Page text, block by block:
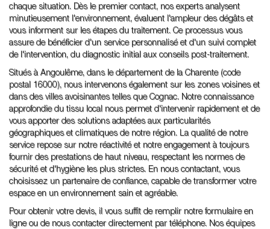
chaque situation. Dès le premier contact, nos experts analysent
minutieusement l'environnement, évaluent l'ampleur des dégâts et
vous informent sur les étapes du traitement. Ce processus vous
assure de bénéficier d'un service personnalisé et d'un suivi complet
de l'intervention, du diagnostic initial aux conseils post-traitement.
Situés à Angoulême, dans le département de la Charente (code
postal 16000), nous intervenons également sur les zones voisines et
dans des villes avoisinantes telles que Cognac. Notre connaissance
approfondie du tissu local nous permet d'intervenir rapidement et de
vous apporter des solutions adaptées aux particularités
géographiques et climatiques de notre région. La qualité de notre
service repose sur notre réactivité et notre engagement à toujours
fournir des prestations de haut niveau, respectant les normes de
sécurité et d'hygiène les plus strictes. En nous contactant, vous
choisissez un partenaire de confiance, capable de transformer votre
espace en un environnement sain et agréable.
Pour obtenir votre devis, il vous suffit de remplir notre formulaire en
ligne ou de nous contacter directement par téléphone. Nos équipes